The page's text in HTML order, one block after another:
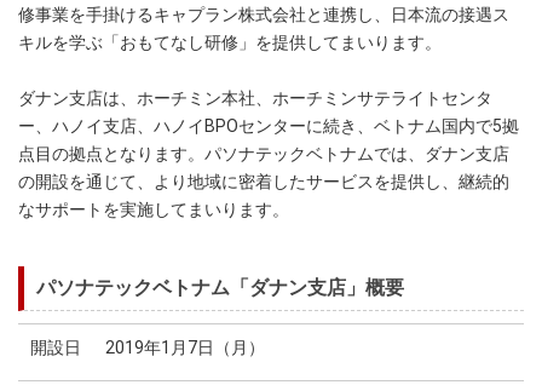
修事業を手掛けるキャプラン株式会社と連携し、日本流の接遇ス
キルを学ぶ「おもてなし研修」を提供してまいります。
ダナン支店は、ホーチミン本社、ホーチミンサテライトセンタ
ー、ハノイ支店、ハノイBPOセンターに続き、ベトナム国内で5拠
点目の拠点となります。パソナテックベトナムでは、ダナン支店
の開設を通じて、より地域に密着したサービスを提供し、継続的
なサポートを実施してまいります。
パソナテックベトナム「ダナン支店」概要
開設日 2019年1月7日（月）